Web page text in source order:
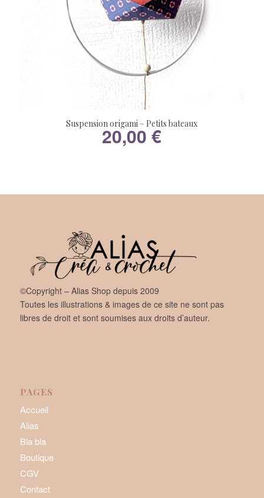
Suspension origami – Petits bateaux
20,00€
©Copyright – Alias Shop depuis 2009
Toutes les illustrations & images de ce site ne sont pas
libres de droit et sont soumises aux droits d’auteur.
PAGES
Accueil
Alias
Bla bla
Boutique
CGV
Contact